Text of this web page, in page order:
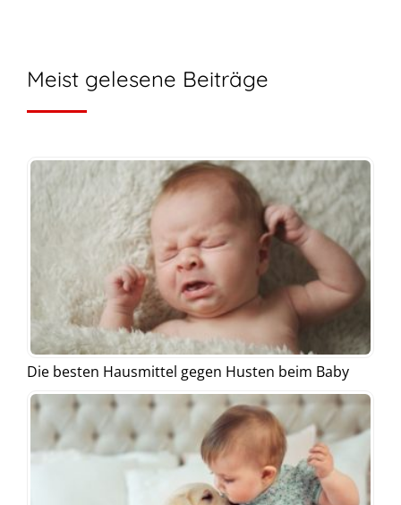
Meist gelesene Beiträge
Die besten Hausmittel gegen Husten beim Baby